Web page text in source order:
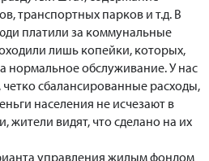
транспортных парков и т.д. В
платили за коммунальные
лишь копейки, которых,
нормальное обслуживание. У нас
сбалансированные расходы,
населения не исчезают в
жители видят, что сделано на их
управления жилым фондом